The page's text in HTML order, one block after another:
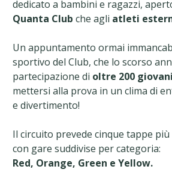
dedicato a bambini e ragazzi,
Quanta Club che agli atleti
Un appuntamento ormai
sportivo del Club, che lo scorso
partecipazione di oltre 200
mettersi alla prova in un clima di
e divertimento!
Il circuito prevede cinque tappe più
con gare suddivise per categoria:
Red, Orange, Green e Yellow.